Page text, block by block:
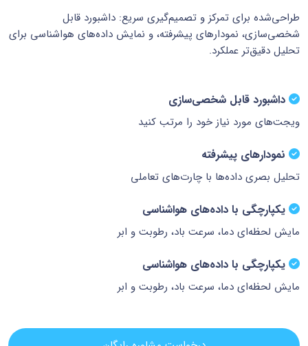
طراحی‌شده برای تمرکز و تصمیم‌گیری سریع: داشبورد قابل
شخصی‌سازی، نمودارهای پیشرفته، و نمایش داده‌های هواشناسی برای
تحلیل دقیق‌تر عملکرد.
داشبورد قابل شخصی‌سازی
ویجت‌های مورد نیاز خود را مرتب کنید
نمودارهای پیشرفته
تحلیل بصری داده‌ها با چارت‌های تعاملی
یکپارچگی با داده‌های هواشناسی
مایش لحظه‌ای دما، سرعت باد، رطوبت و ابر
یکپارچگی با داده‌های هواشناسی
مایش لحظه‌ای دما، سرعت باد، رطوبت و ابر